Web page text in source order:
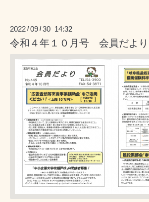
2022 /09 /30 14:32
令和４年１０月号 会員だより